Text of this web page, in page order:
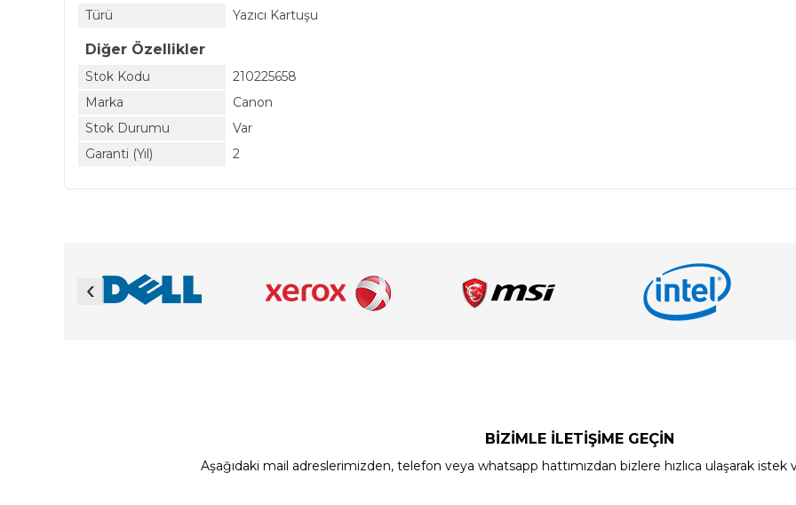
Türü Yazıcı Kartuşu
Diğer Özellikler
Stok Kodu
210225658
Marka
Canon
Stok Durumu
Var
Garanti (Yıl)
2
‹
BİZİMLE İLETİŞİME GEÇİN
Aşağıdaki mail adreslerimizden, telefon veya whatsapp hattımızdan bizlere hızlıca ulaşarak istek